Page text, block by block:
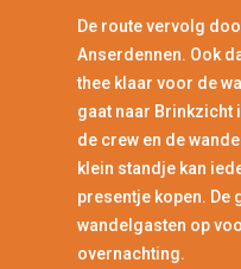
De route vervolg
Anserdennen. Ook
thee klaar voor de
gaat naar Brinkzicht
de crew en de
klein standje kan
presentje kopen. De
wandelgasten op
overnachting.